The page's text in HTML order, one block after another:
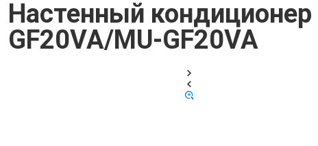
Настенный кондиционер
GF20VA/MU-GF20VA